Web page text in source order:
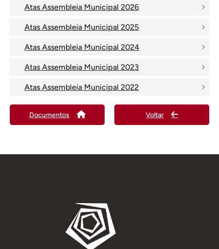
Atas Assembleia Municipal 2026
Atas Assembleia Municipal 2025
Atas Assembleia Municipal 2024
Atas Assembleia Municipal 2023
Atas Assembleia Municipal 2022
Documentos Voltar